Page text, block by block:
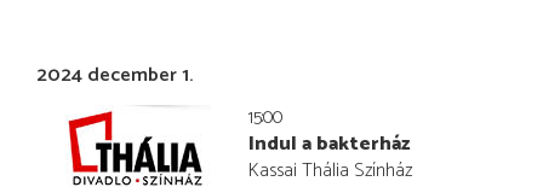
2024 december 1.
15:00
Indul a bakterház
Kassai Thália Színház